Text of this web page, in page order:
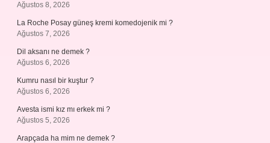
Ağustos 8, 2026
La Roche Posay güneş kremi komedojenik mi ?
Ağustos 7, 2026
Dil aksanı ne demek ?
Ağustos 6, 2026
Kumru nasıl bir kuştur ?
Ağustos 6, 2026
Avesta ismi kız mı erkek mi ?
Ağustos 5, 2026
Arapçada ha mim ne demek ?